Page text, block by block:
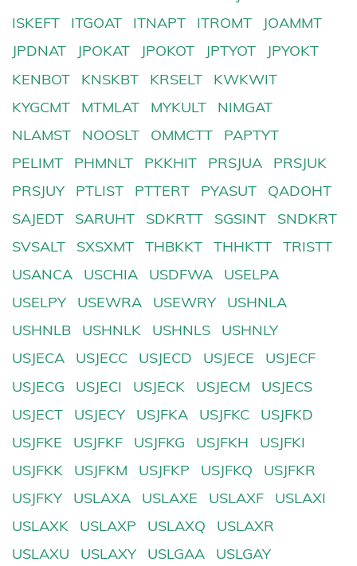
ISKEFT
ITGOAT ITNAPT ITROMT
JOAMMT
JPDNAT
JPOKAT JPOKOT JPTYOT
JPYOKT
KENBOT
KNSKBT KRSELT
KWKWIT
KYGCMT
MTMLAT MYKULT
NIMGAT
NLAMST
NOOSLT OMMCTT
PAPTYT
PELIMT
PHMNLT PKKHIT PRSJUA
PRSJUK
PRSJUY
PTLIST PTTERT PYASUT
QADOHT
SAJEDT
SARUHT SDKRTT SGSINT
SNDKRT
SVSALT
SXSXMT THBKKT THHKTT
TRISTT
USANCA
USCHIA USDFWA
USELPA
USELPY
USEWRA USEWRY
USHNLA
USHNLB
USHNLK USHNLS
USHNLY
USJECA
USJECC USJECD USJECE
USJECF
USJECG
USJECI USJECK USJECM
USJECS
USJECT
USJECY USJFKA USJFKC
USJFKD
USJFKE
USJFKF USJFKG USJFKH
USJFKI
USJFKK
USJFKM USJFKP USJFKQ
USJFKR
USJFKY
USLAXA USLAXE USLAXF
USLAXI
USLAXK
USLAXP USLAXQ
USLAXR
USLAXU
USLAXY USLGAA
USLGAY